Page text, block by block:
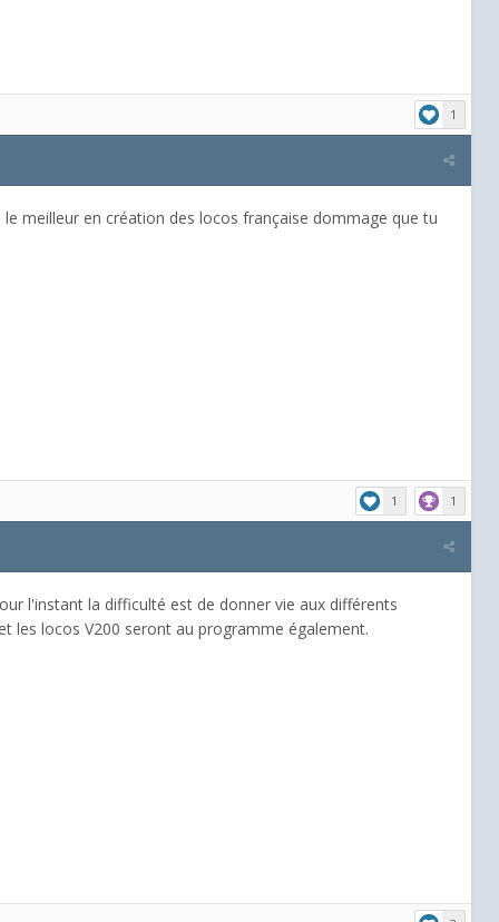
1
meilleur en création des locos française dommage que tu
1 1
l'instant la difficulté est de donner vie aux différents
les locos V200 seront au programme également.